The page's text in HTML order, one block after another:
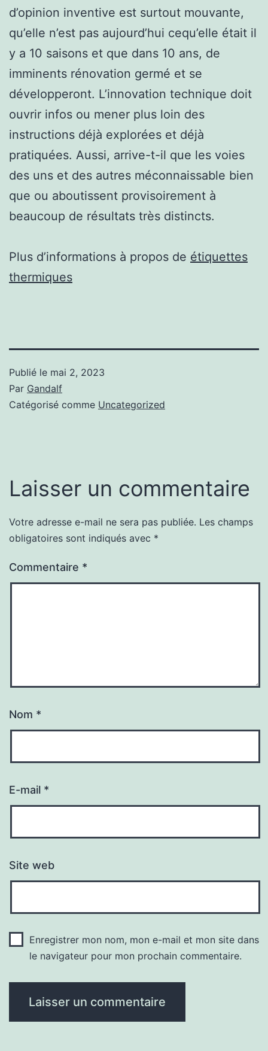
d’opinion inventive est surtout mouvante,
qu’elle n’est pas aujourd’hui cequ’elle était il
y a 10 saisons et que dans 10 ans, de
imminents rénovation germé et se
développeront. L’innovation technique doit
ouvrir infos ou mener plus loin des
instructions déjà explorées et déjà
pratiquées. Aussi, arrive-t-il que les voies
des uns et des autres méconnaissable bien
que ou aboutissent provisoirement à
beaucoup de résultats très distincts.
Plus d’informations à propos de étiquettes
thermiques
Publié le mai 2, 2023
Par Gandalf
Catégorisé comme Uncategorized
Laisser un commentaire
Votre adresse e-mail ne sera pas publiée. Les champs
obligatoires sont indiqués avec *
Commentaire *
Nom *
E-mail *
Site web
Enregistrer mon nom, mon e-mail et mon site dans
le navigateur pour mon prochain commentaire.